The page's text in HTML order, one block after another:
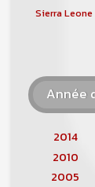
Sierra Leone
Année
2014
2010
2005